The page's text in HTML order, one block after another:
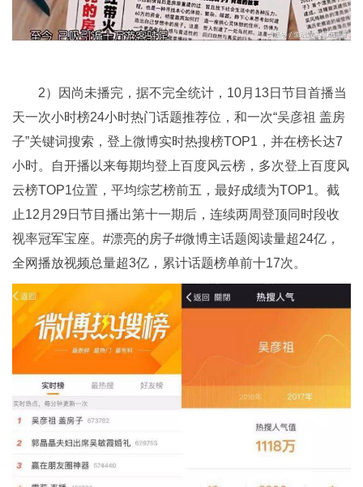
2）因尚未播完，据不完全统计，10月13日节目首播当
天一次小时榜24小时热门话题推荐位，和一次“吴彦祖 盖房
子”关键词搜索，登上微博实时热搜榜TOP1，并在榜长达7
小时。自开播以来每期均登上百度风云榜，多次登上百度风
云榜TOP1位置，平均综艺榜前五，最好成绩为TOP1。截
止12月29日节目播出第十一期后，连续两周登顶同时段收
视率冠军宝座。#漂亮的房子#微博主话题阅读量超24亿，
全网播放视频总量超3亿，累计话题榜单前十17次。